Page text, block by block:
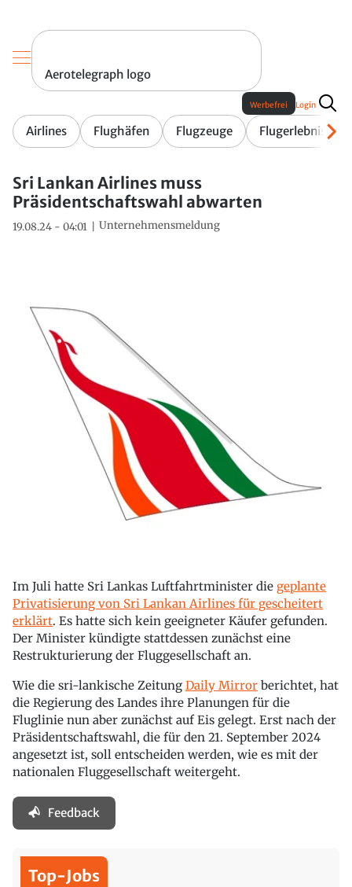
Aerotelegraph logo
Airlines Flughäfen Flugzeuge Flugerlebnis
Werbefrei Login
Sri Lankan Airlines muss
Präsidentschaftswahl abwarten
19.08.24 - 04:01 Unternehmensmeldung
Im Juli hatte Sri Lankas Luftfahrtminister die geplante
Privatisierung von Sri Lankan Airlines für gescheitert
erklärt. Es hatte sich kein geeigneter Käufer gefunden.
Der Minister kündigte stattdessen zunächst eine
Restrukturierung der Fluggesellschaft an.
Wie die sri-lankische Zeitung Daily Mirror berichtet, hat
die Regierung des Landes ihre Planungen für die
Fluglinie nun aber zunächst auf Eis gelegt. Erst nach der
Präsidentschaftswahl, die für den 21. September 2024
angesetzt ist, soll entscheiden werden, wie es mit der
nationalen Fluggesellschaft weitergeht.
Feedback
Top-Jobs